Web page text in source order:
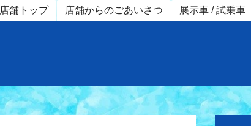
店舗トップ 店舗からのごあいさつ 展示車 / 試乗車